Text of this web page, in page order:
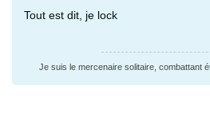
Tout est dit, je lock
Je suis le mercenaire solitaire, combattant